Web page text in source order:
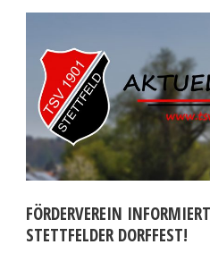
FÖRDERVEREIN
STETTFELDER DORFFEST!